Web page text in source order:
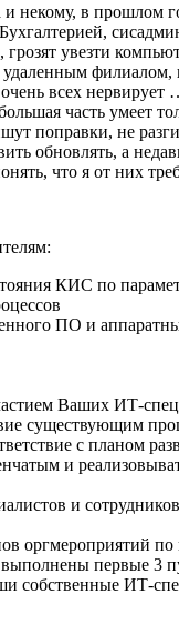
некому, в прошлом
увезти
всех нервирует
часть умеет
поправки, не
обновлять, а
что я от них
КИС по
ПО и
Ваших ИТ-
существующим
с планом
и
и
оргмероприятий
первые 3
собственные ИТ-